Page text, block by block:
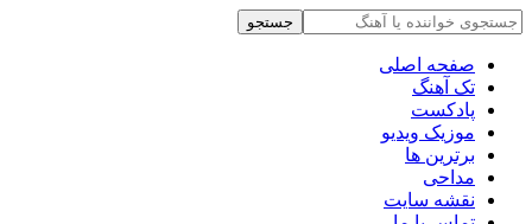
جستجو
صفحه اصلی
تک آهنگ
پادکست
موزیک ویدیو
برترین ها
مداحی
نقشه سایت